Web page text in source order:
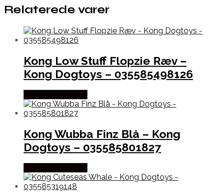
Relaterede varer
Kong Low Stuff Flopzie Ræv –
Kong Dogtoys – 035585498126
Kong Wubba Finz Blå – Kong
Dogtoys – 035585801827